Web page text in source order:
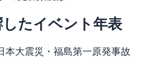
たイベント年表
本大震災・福島第一原発事故